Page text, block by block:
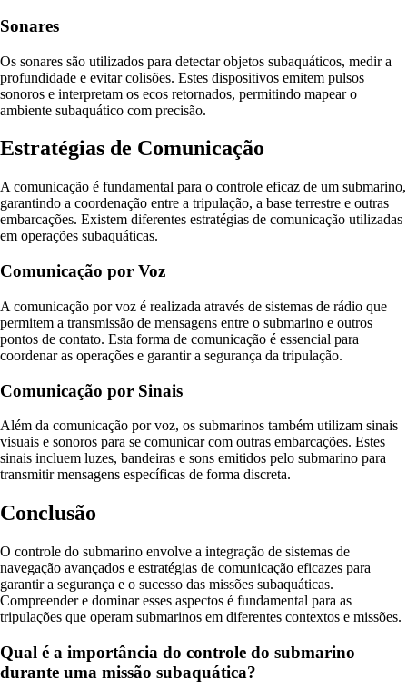
Sonares
Os sonares são utilizados para detectar objetos subaquáticos, medir a
profundidade e evitar colisões. Estes dispositivos emitem pulsos
sonoros e interpretam os ecos retornados, permitindo mapear o
ambiente subaquático com precisão.
Estratégias de Comunicação
A comunicação é fundamental para o controle eficaz de um submarino,
garantindo a coordenação entre a tripulação, a base terrestre e outras
embarcações. Existem diferentes estratégias de comunicação utilizadas
em operações subaquáticas.
Comunicação por Voz
A comunicação por voz é realizada através de sistemas de rádio que
permitem a transmissão de mensagens entre o submarino e outros
pontos de contato. Esta forma de comunicação é essencial para
coordenar as operações e garantir a segurança da tripulação.
Comunicação por Sinais
Além da comunicação por voz, os submarinos também utilizam sinais
visuais e sonoros para se comunicar com outras embarcações. Estes
sinais incluem luzes, bandeiras e sons emitidos pelo submarino para
transmitir mensagens específicas de forma discreta.
Conclusão
O controle do submarino envolve a integração de sistemas de
navegação avançados e estratégias de comunicação eficazes para
garantir a segurança e o sucesso das missões subaquáticas.
Compreender e dominar esses aspectos é fundamental para as
tripulações que operam submarinos em diferentes contextos e missões.
Qual é a importância do controle do submarino
durante uma missão subaquática?